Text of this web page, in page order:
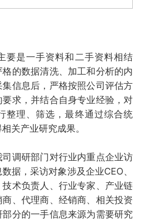
要是一手资料和二手资料相结
的数据清洗、加工和分析的内
信息后，严格按照公司评估方
求，并结合自身专业经验，对
整理、筛选，最终通过综合统
关产业研究成果。
调研部门对行业内重点企业访
据，采访对象涉及企业CEO、
术负责人、行业专家、产业链
商、代理商、经销商、相关投资
分的一手信息来源为需要研究